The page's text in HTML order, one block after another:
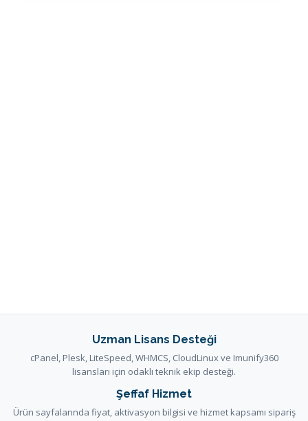
Uzman Lisans Desteği
cPanel, Plesk, LiteSpeed, WHMCS, CloudLinux ve Imunify360
lisansları için odaklı teknik ekip desteği.
Şeffaf Hizmet
Ürün sayfalarında fiyat, aktivasyon bilgisi ve hizmet kapsamı sipariş